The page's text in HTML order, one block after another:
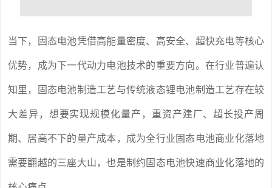
当下，固态电池凭借高能量密度、高安全、超快充电等核心
优势，成为下一代动力电池技术的重要方向。在行业普遍认
知里，固态电池制造工艺与传统液态锂电池制造工艺存在较
大差异，想要实现规模化量产，重资产建厂、超长投产周
期、居高不下的量产成本，成为全行业固态电池商业化落地
需要翻越的三座大山，也是制约固态电池快速商业化落地的